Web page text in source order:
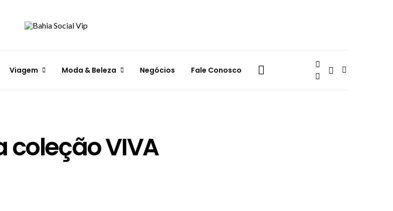
Viagem Moda & Beleza Negócios Fale Conosco
coleção VIVA